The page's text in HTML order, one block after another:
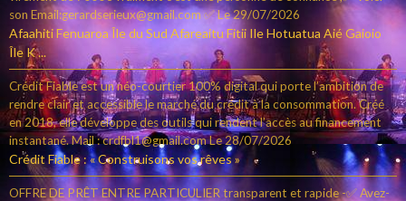
son Email:gerardserieux@gmail.com ✅Le 29/07/2026
Afaahiti Fenuaroa Île du Sud Afareaitu Fitii Ile Hotuatua Aié Gaioio
Île K ...
Crédit Fiable est un néo-courtier 100% digital qui porte l’ambition de
rendre clair et accessible le marché du crédit à la consommation. Créé
en 2018, elle développe des outils qui rendent l’accès au financement
instantané. Mail : crdfbl1@gmail.comLe 28/07/2026
Crédit Fiable : « Construisons vos rêves »
OFFRE DE PRÊT ENTRE PARTICULIER transparent et rapide -✅ Avez-